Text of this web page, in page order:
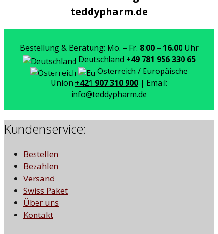
teddypharm.de
Bestellung & Beratung: Mo. – Fr. 8:00 – 16.00Uhr
Deutschland +49 781 956 330 65
Österreich / Europäische
Union +421 907 310 900 | Email:
info@teddypharm.de
Kundenservice:
Bestellen
Bezahlen
Versand
Swiss Paket
Über uns
Kontakt